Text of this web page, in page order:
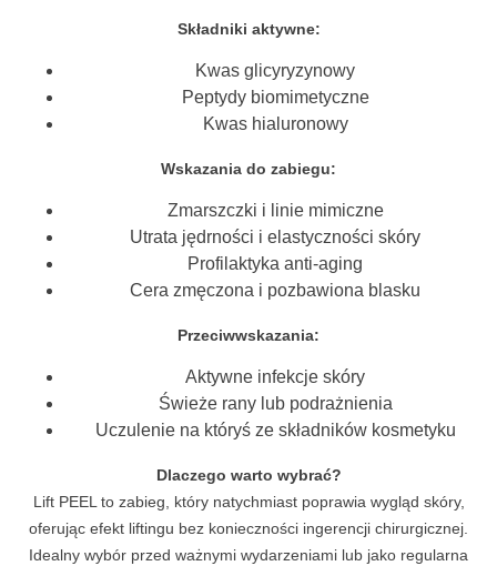
Składniki aktywne:
Kwas glicyryzynowy
Peptydy biomimetyczne
Kwas hialuronowy
Wskazania do zabiegu:
Zmarszczki i linie mimiczne
Utrata jędrności i elastyczności skóry
Profilaktyka anti-aging
Cera zmęczona i pozbawiona blasku
Przeciwwskazania:
Aktywne infekcje skóry
Świeże rany lub podrażnienia
Uczulenie na któryś ze składników kosmetyku
Dlaczego warto wybrać?
Lift PEEL to zabieg, który natychmiast poprawia wygląd skóry,
oferując efekt liftingu bez konieczności ingerencji chirurgicznej.
Idealny wybór przed ważnymi wydarzeniami lub jako regularna